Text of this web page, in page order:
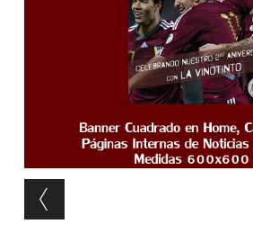
Post navigation